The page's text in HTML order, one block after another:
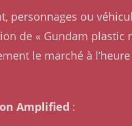
personnages ou
de « Gundam plastic
le marché à
Amplified :